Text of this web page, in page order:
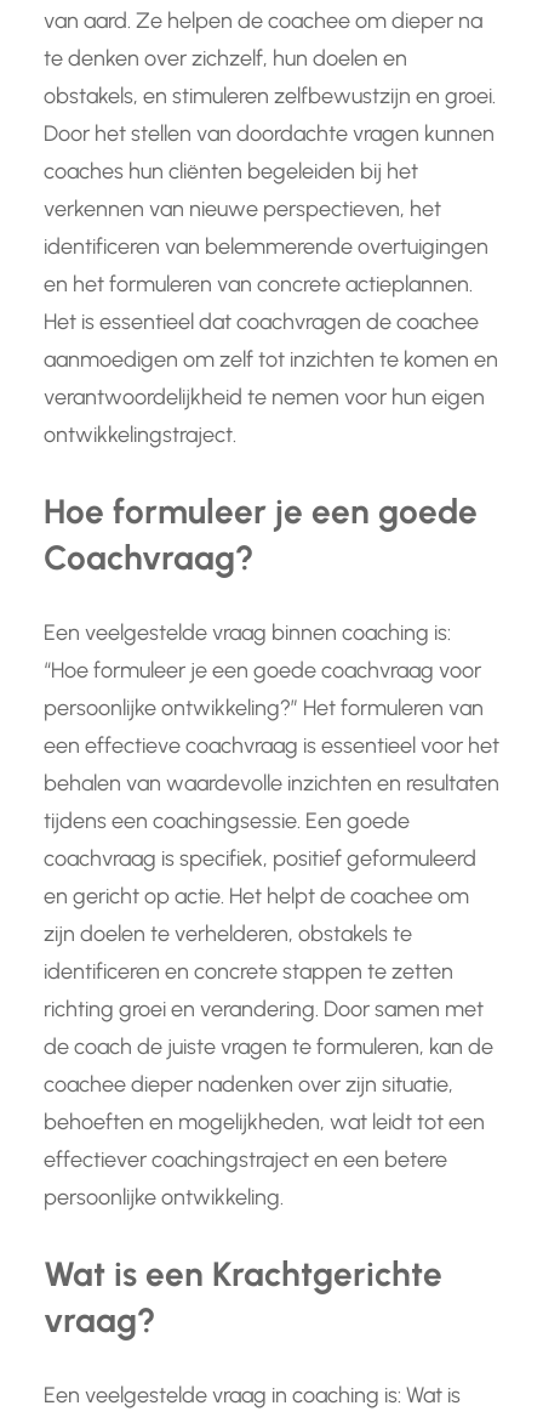
van aard. Ze helpen de coachee om dieper na
te denken over zichzelf, hun doelen en
obstakels, en stimuleren zelfbewustzijn en groei.
Door het stellen van doordachte vragen kunnen
coaches hun cliënten begeleiden bij het
verkennen van nieuwe perspectieven, het
identificeren van belemmerende overtuigingen
en het formuleren van concrete actieplannen.
Het is essentieel dat coachvragen de coachee
aanmoedigen om zelf tot inzichten te komen en
verantwoordelijkheid te nemen voor hun eigen
ontwikkelingstraject.
Hoe formuleer je een goede
Coachvraag?
Een veelgestelde vraag binnen coaching is:
“Hoe formuleer je een goede coachvraag voor
persoonlijke ontwikkeling?” Het formuleren van
een effectieve coachvraag is essentieel voor het
behalen van waardevolle inzichten en resultaten
tijdens een coachingsessie. Een goede
coachvraag is specifiek, positief geformuleerd
en gericht op actie. Het helpt de coachee om
zijn doelen te verhelderen, obstakels te
identificeren en concrete stappen te zetten
richting groei en verandering. Door samen met
de coach de juiste vragen te formuleren, kan de
coachee dieper nadenken over zijn situatie,
behoeften en mogelijkheden, wat leidt tot een
effectiever coachingstraject en een betere
persoonlijke ontwikkeling.
Wat is een Krachtgerichte
vraag?
Een veelgestelde vraag in coaching is: Wat is